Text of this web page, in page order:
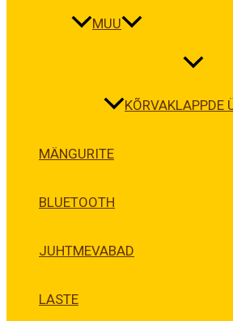
MUU
KÕRVAKLAPPDE
MÄNGURITE
BLUETOOTH
JUHTMEVABAD
LASTE